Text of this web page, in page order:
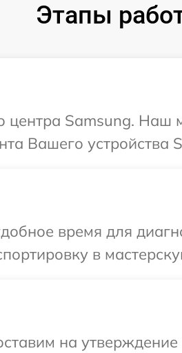
Этапы
центра Samsung.
Вашего устройства
время для
в
на